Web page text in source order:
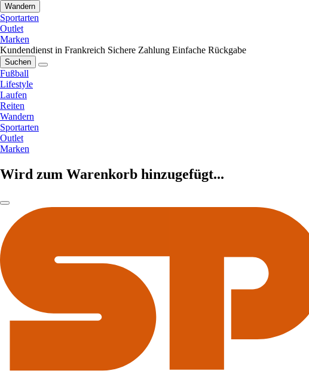
Wandern
Sportarten
Outlet
Marken
Kundendienst in Frankreich Sichere Zahlung Einfache Rückgabe
Suchen
Fußball
Lifestyle
Laufen
Reiten
Wandern
Sportarten
Outlet
Marken
Wird zum Warenkorb hinzugefügt...